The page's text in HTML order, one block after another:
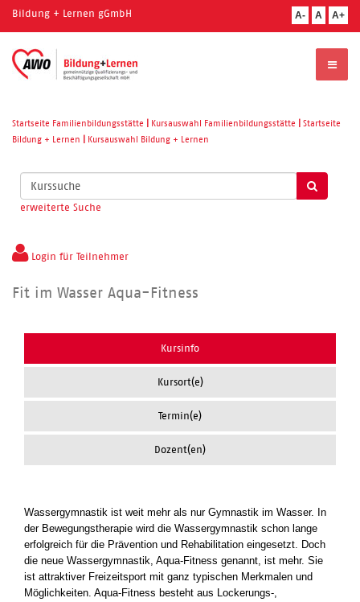
Bildung + Lernen gGmbH A- A A+
Startseite Familienbildungsstätte Kursauswahl Familienbildungsstätte
Startseite
Bildung + Lernen
Kursauswahl Bildung + Lernen
Kurse
suchen
erweiterte Suche
Login für Teilnehmer
Fit im Wasser Aqua-Fitness
Kursinfo
Kursort(e)
Termin(e)
Dozent(en)
Wassergymnastik ist weit mehr als nur Gymnastik im Wasser. In
der Bewegungstherapie wird die Wassergymnastik schon lange
erfolgreich für die Prävention und Rehabilitation eingesetzt. Doch
die neue Wassergymnastik, Aqua-Fitness genannt, ist mehr. Sie
ist attraktiver Freizeitsport mit ganz typischen Merkmalen und
Möglichkeiten. Aqua-Fitness besteht aus Lockerungs-,